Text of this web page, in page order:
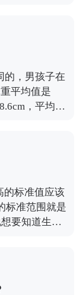
题。其实孩
了。当然要
重的差异有
的，需要及
常，及时针对
的，男孩子在
平均值是
，平均的
因和生活习
范围内，如
可以多加强
，及时的补
点的。
的标准值应该
标准范围就是
要知道生长
围之中，通
即便有些浮
制在10%左